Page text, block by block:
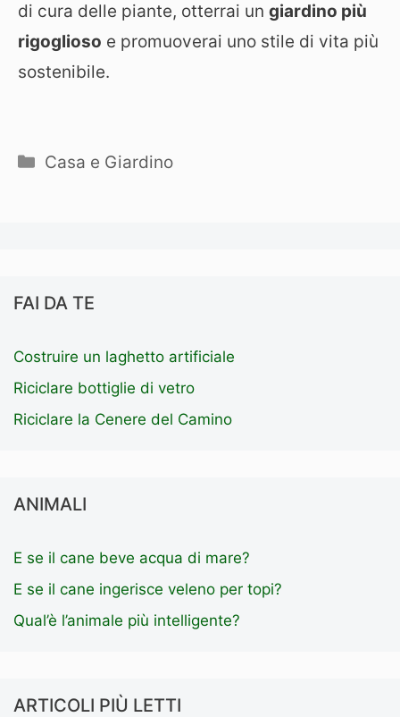
di cura delle piante, otterrai un giardino più
rigoglioso e promuoverai uno stile di vita più
sostenibile.
Categorie
Casa e Giardino
FAI DA TE
Costruire un laghetto artificiale
Riciclare bottiglie di vetro
Riciclare la Cenere del Camino
ANIMALI
E se il cane beve acqua di mare?
E se il cane ingerisce veleno per topi?
Qual’è l’animale più intelligente?
ARTICOLI PIÙ LETTI